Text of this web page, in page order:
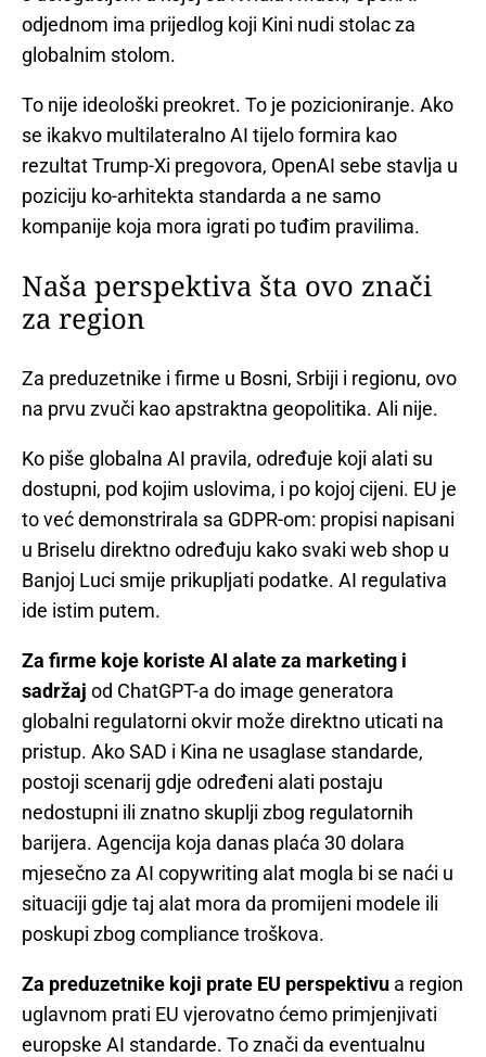
odjednom ima prijedlog koji Kini nudi stolac za
globalnim stolom.
To nije ideološki preokret. To je pozicioniranje. Ako
se ikakvo multilateralno AI tijelo formira kao
rezultat Trump-Xi pregovora, OpenAI sebe stavlja u
poziciju ko-arhitekta standarda a ne samo
kompanije koja mora igrati po tuđim pravilima.
Naša perspektiva šta ovo znači
za region
Za preduzetnike i firme u Bosni, Srbiji i regionu, ovo
na prvu zvuči kao apstraktna geopolitika. Ali nije.
Ko piše globalna AI pravila, određuje koji alati su
dostupni, pod kojim uslovima, i po kojoj cijeni. EU je
to već demonstrirala sa GDPR-om: propisi napisani
u Briselu direktno određuju kako svaki web shop u
Banjoj Luci smije prikupljati podatke. AI regulativa
ide istim putem.
Za firme koje koriste AI alate za marketing i
sadržaj od ChatGPT-a do image generatora
globalni regulatorni okvir može direktno uticati na
pristup. Ako SAD i Kina ne usaglase standarde,
postoji scenarij gdje određeni alati postaju
nedostupni ili znatno skuplji zbog regulatornih
barijera. Agencija koja danas plaća 30 dolara
mjesečno za AI copywriting alat mogla bi se naći u
situaciji gdje taj alat mora da promijeni modele ili
poskupi zbog compliance troškova.
Za preduzetnike koji prate EU perspektivu a region
uglavnom prati EU vjerovatno ćemo primjenjivati
europske AI standarde. To znači da eventualnu